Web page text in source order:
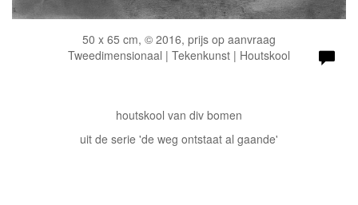
50 x 65 cm, © 2016, prijs op aanvraag
Tweedimensionaal | Tekenkunst | Houtskool
houtskool van div bomen
uit de serie 'de weg ontstaat al gaande'